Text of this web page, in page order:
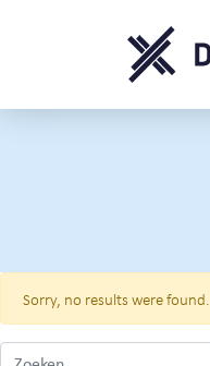
Sorry, no results were found.